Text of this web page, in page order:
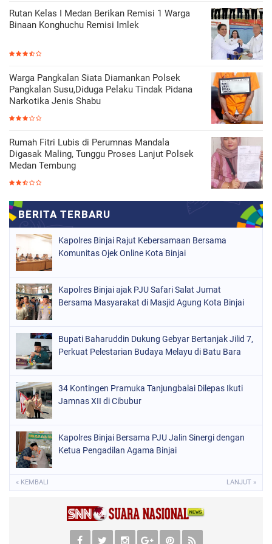
Rutan Kelas I Medan Berikan Remisi 1 Warga
Binaan Konghuchu Remisi Imlek
Warga Pangkalan Siata Diamankan Polsek
Pangkalan Susu,Diduga Pelaku Tindak Pidana
Narkotika Jenis Shabu
Rumah Fitri Lubis di Perumnas Mandala
Digasak Maling, Tunggu Proses Lanjut Polsek
Medan Tembung
Kapolres Binjai Rajut Kebersamaan Bersama
Komunitas Ojek Online Kota Binjai
Kapolres Binjai ajak PJU Safari Salat Jumat
Bersama Masyarakat di Masjid Agung Kota Binjai
Bupati Baharuddin Dukung Gebyar Bertanjak Jilid 7,
Perkuat Pelestarian Budaya Melayu di Batu Bara
34 Kontingen Pramuka Tanjungbalai Dilepas Ikuti
Jamnas XII di Cibubur
Kapolres Binjai Bersama PJU Jalin Sinergi dengan
Ketua Pengadilan Agama Binjai
« KEMBALI LANJUT »